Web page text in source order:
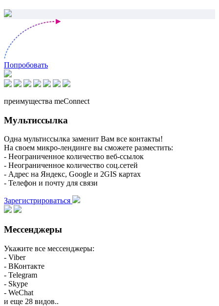
Попробовать
преимущества meConnect
Мультиссылка
Одна мультиссылка заменит Вам все контакты!
На своем микро-лендинге вы сможете разместить:
- Неограниченное количество веб-ссылок
- Неограниченное количество соц.сетей
- Адрес на Яндекс, Google и 2GIS картах
- Телефон и почту для связи
Зарегистрироваться
Мессенджеры
Укажите все мессенджеры:
- Viber
- ВКонтакте
- Telegram
- Skype
- WeChat
и еще 28 видов..